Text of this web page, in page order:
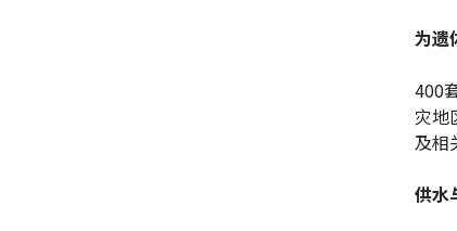
为遗
400
灾地
及相
供水